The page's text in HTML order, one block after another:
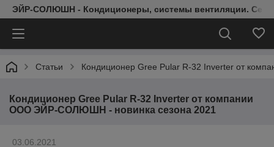
ЭЙР-СОЛЮШН - Кондиционеры, системы вентиляции.
Статьи Кондиционер Gree Pular R-32 Inverter от
Кондиционер Gree Pular R-32 Inverter от компании
ООО ЭЙР-СОЛЮШН - новинка сезона 2021
03.06.2021